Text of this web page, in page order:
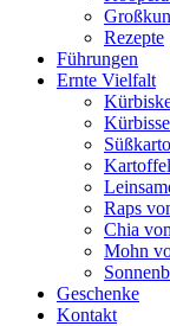
Rezepte
Führungen
Ernte Vielfalt
Raps
Chia
Mohn
Geschenke
Kontakt